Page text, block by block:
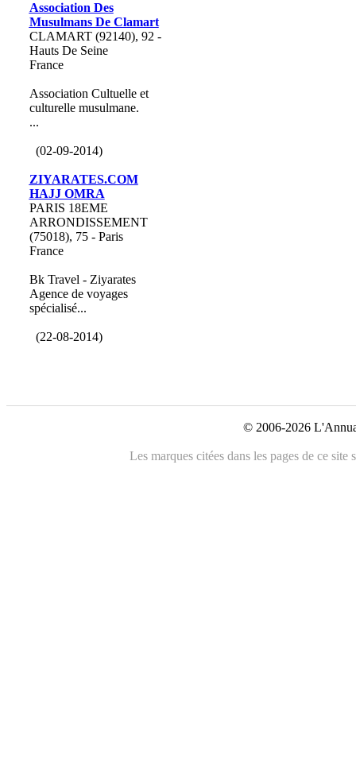
Association Des
Musulmans De Clamart
CLAMART (92140), 92 -
Hauts De Seine
France
Association Cultuelle et
culturelle musulmane.
...
(02-09-2014)
ZIYARATES.COM
HAJJ OMRA
PARIS 18EME
ARRONDISSEMENT
(75018), 75 - Paris
France
Bk Travel - Ziyarates
Agence de voyages
spécialisé...
(22-08-2014)
© 2006-2026
Les marques citées dans les pages de ce